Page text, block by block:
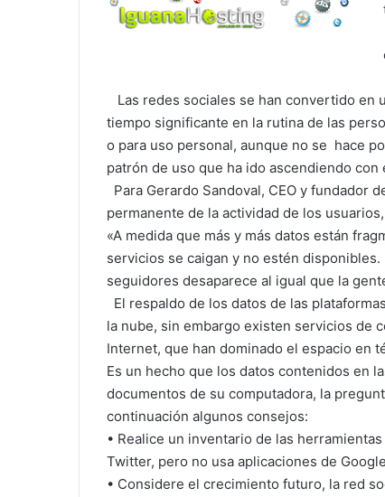
Las redes sociales se han convertido en
tiempo significante en la rutina de las
o para uso personal, aunque no se hace
patrón de uso que ha ido ascendiendo con
Para Gerardo Sandoval, CEO y fundador
permanente de la actividad de los
«A medida que más y más datos están
servicios se caigan y no estén
seguidores desaparece al igual que la
El respaldo de los datos de las
la nube, sin embargo existen servicios de
Internet, que han dominado el espacio en
Es un hecho que los datos contenidos en
documentos de su computadora, la
continuación algunos consejos:
• Realice un inventario de las
Twitter, pero no usa aplicaciones de
• Considere el crecimiento futuro, la red